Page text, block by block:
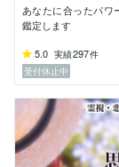
現在、整体
あなたに合ったパワ
鑑定します
5.0 実績297件
受付休止中